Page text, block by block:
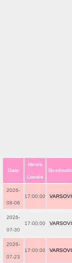
Date
Heure
Locale
2026-
08-06
17:00:00
2026-
07-30
17:00:00
2026-
07-23
17:00:00